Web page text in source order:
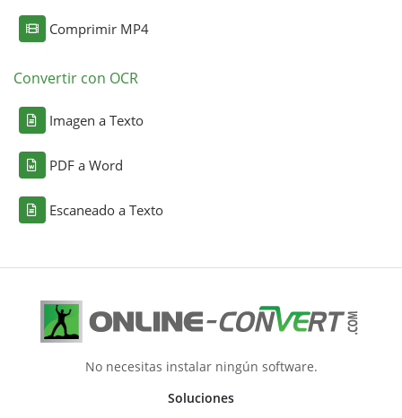
Comprimir MP4
Convertir con OCR
Imagen a Texto
PDF a Word
Escaneado a Texto
No necesitas instalar ningún software.
Soluciones